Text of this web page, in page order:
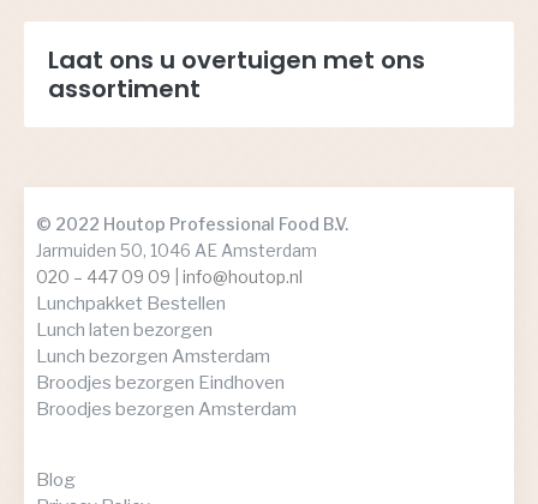
Laat ons u overtuigen met ons
assortiment
© 2022 Houtop Professional Food B.V.
Jarmuiden 50, 1046 AE Amsterdam
020 – 447 09 09 |info@houtop.nl
Lunchpakket Bestellen
Lunch laten bezorgen
Lunch bezorgen Amsterdam
Broodjes bezorgen Eindhoven
Broodjes bezorgen Amsterdam
Blog